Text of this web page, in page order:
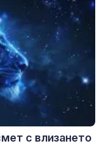
с влизането